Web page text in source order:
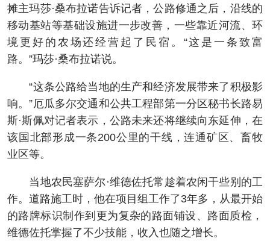
摊主玛莎·桑布拉诺告诉记者，公路修通之后，沿线的
移动基站等基础设施进一步改善，一些靠近河流、环
境更好的农场还经营起了民宿。“这是一条致富
路。”玛莎·桑布拉诺说。
“这条公路给当地的生产和经济发展带来了积极影
响。”厄瓜多尔交通和公共工程部第一分区秘书长路易
斯·斯佩对记者表示，公路未来还将继续向东延伸，在
该国北部形成一条200公里的干线，连通矿区、畜牧
业区等。
当地农民塞萨尔·维德佐托常趁着农闲干些别的工
作。道路施工时，他在项目组工作了3年多，从最开始
的路牌标识制作到更为复杂的路面铺设、路面质检，
维德佐托掌握了不少技能，收入也随之增长。